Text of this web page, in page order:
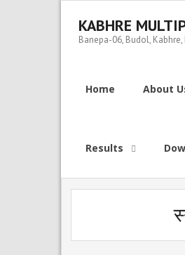
contentKABHRE
Banepa-06, Budol,
Home About
Results